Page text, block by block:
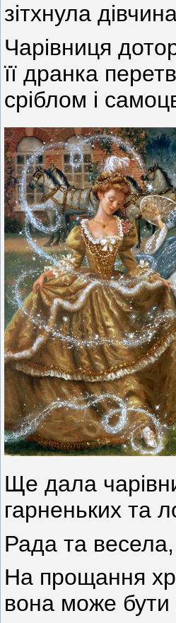
зітхнула
Чарівниця
її дранка
сріблом і
Ще дала
гарненьких та
Рада та
На прощання
вона може бути